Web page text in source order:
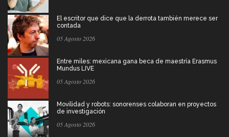
El escritor que dice que la derrota también merece ser
contada
05 Agosto 2026
Entre miles: mexicana gana beca de maestría Erasmus
Mundus LIVE
05 Agosto 2026
Movilidad y robots: sonorenses colaboran en proyectos
de investigación
05 Agosto 2026